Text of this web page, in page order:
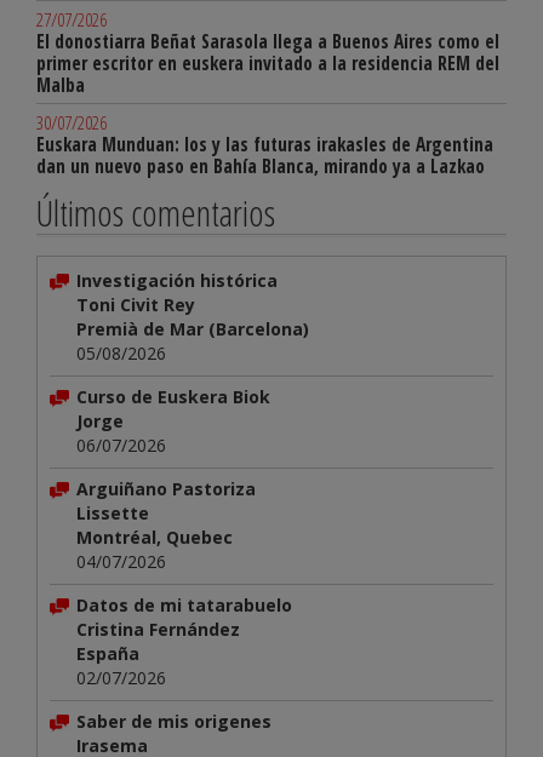
27/07/2026
El donostiarra Beñat Sarasola llega a Buenos Aires como el
primer escritor en euskera invitado a la residencia REM del
Malba
30/07/2026
Euskara Munduan: los y las futuras irakasles de Argentina
dan un nuevo paso en Bahía Blanca, mirando ya a Lazkao
Últimos comentarios
Investigación histórica
Toni Civit Rey
Premià de Mar (Barcelona)
05/08/2026
Curso de Euskera Biok
Jorge
06/07/2026
Arguiñano Pastoriza
Lissette
Montréal, Quebec
04/07/2026
Datos de mi tatarabuelo
Cristina Fernández
España
02/07/2026
Saber de mis origenes
Irasema